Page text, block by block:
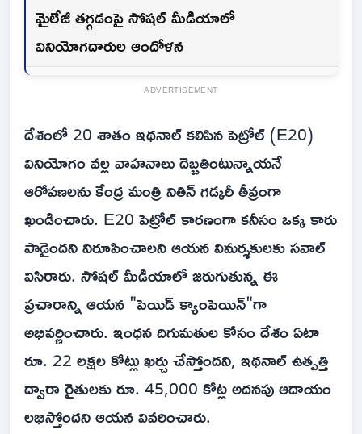
మైలేజీ తగ్గడంపై సోషల్ మీడియాలో
వినియోగదారుల ఆందోళన
ADVERTISEMENT
దేశంలో 20 శాతం ఇథనాల్ కలిపిన పెట్రోల్ (E20)
వినియోగం వల్ల వాహనాలు దెబ్బతింటున్నాయనే
ఆరోపణలను కేంద్ర మంత్రి నితిన్ గడ్కరీ తీవ్రంగా
ఖండించారు. E20 పెట్రోల్ కారణంగా కనీసం ఒక్క కారు
పాడైందని నిరూపించాలని ఆయన విమర్శకులకు సవాల్
విసిరారు. సోషల్ మీడియాలో జరుగుతున్న ఈ
ప్రచారాన్ని ఆయన "పెయిడ్ క్యాంపెయిన్"గా
అభివర్ణించారు. ఇంధన దిగుమతుల కోసం దేశం ఏటా
రూ. 22 లక్షల కోట్లు ఖర్చు చేస్తోందని, ఇథనాల్ ఉత్పత్తి
ద్వారా రైతులకు రూ. 45,000 కోట్ల అదనపు ఆదాయం
లభిస్తోందని ఆయన వివరించారు.